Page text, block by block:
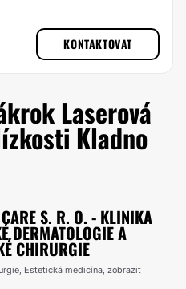
KONTAKTOVAT
Laserová
Kladno
S. R. O. - KLINIKA
DERMATOLOGIE A
CHIRURGIE
Estetická medicína, zobrazit